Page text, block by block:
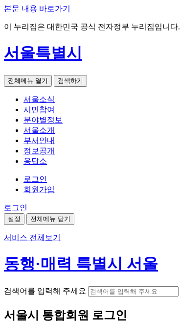
본문 내용 바로가기
이 누리집은 대한민국 공식 전자정부 누리집입니다.
서울특별시
전체메뉴 열기 검색하기
서울소식
시민참여
분야별정보
서울소개
부서안내
정보공개
응답소
로그인
회원가입
로그인
설정 전체메뉴 닫기
서비스 전체보기
동행·매력 특별시 서울
검색어를 입력해 주세요
서울시 통합회원 로그인